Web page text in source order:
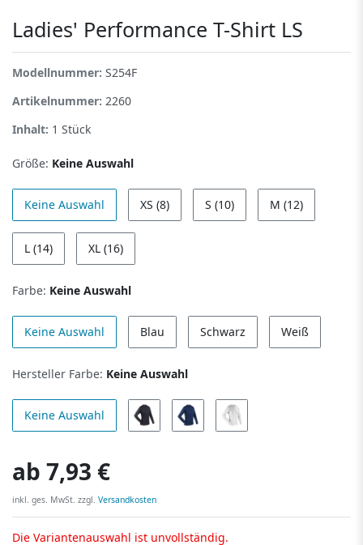
Ladies' Performance T-Shirt LS
Modellnummer: S254F
Artikelnummer: 2260
Inhalt: 1 Stück
Größe: Keine Auswahl
Keine Auswahl XS (8) S (10) M (12)
L (14) XL (16)
Farbe: Keine Auswahl
Keine Auswahl Blau Schwarz Weiß
Hersteller Farbe: Keine Auswahl
Keine Auswahl
ab 7,93 €
inkl. ges. MwSt. zzgl. Versandkosten
Die Variantenauswahl ist unvollständig.